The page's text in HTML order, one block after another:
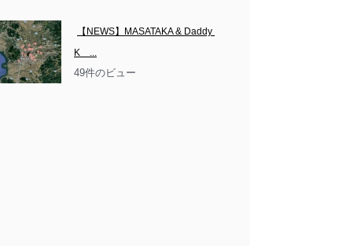
【NEWS】MASATAKA & Daddy
K　...
49件のビュー